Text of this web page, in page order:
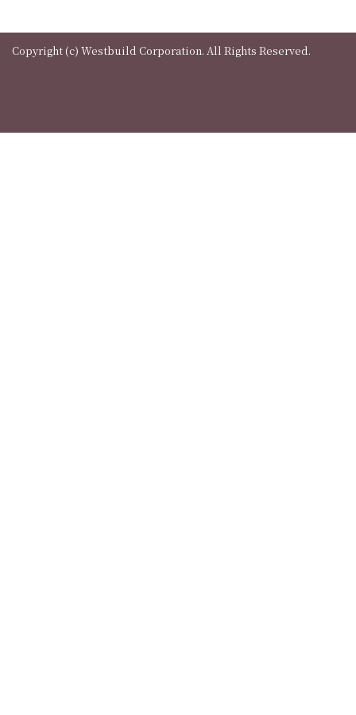
Copyright (c) Westbuild Corporation. All Rights Reserved.